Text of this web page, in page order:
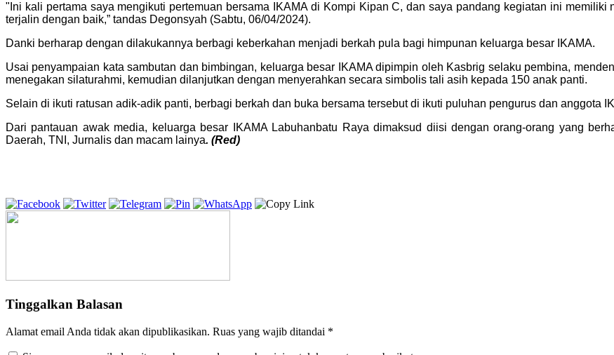
"Ini kali pertama saya mengikuti pertemuan bersama IKAMA di Kompi Kipan C, dan saya pandang kegiatan ini
terjalin dengan baik,” tandas Degonsyah (Sabtu, 06/04/2024).
Danki berharap dengan dilakukannya berbagi keberkahan menjadi berkah pula bagi himpunan keluarga besar IKAMA.
Usai penyampaian kata sambutan dan bimbingan, keluarga besar IKAMA dipimpin oleh Kasbrig selaku pembina,
menegakan silaturahmi, kemudian dilanjutkan dengan menyerahkan secara simbolis tali asih kepada 150 anak panti.
Selain di ikuti ratusan adik-adik panti, berbagi berkah dan buka bersama tersebut di ikuti puluhan pengurus dan anggota
Dari pantauan awak media, keluarga besar IKAMA Labuhanbatu Raya dimaksud diisi dengan orang-orang yang
Daerah, TNI, Jurnalis dan macam lainya. (Red)
Tinggalkan Balasan
Alamat email Anda tidak akan dipublikasikan. Ruas yang wajib ditandai *